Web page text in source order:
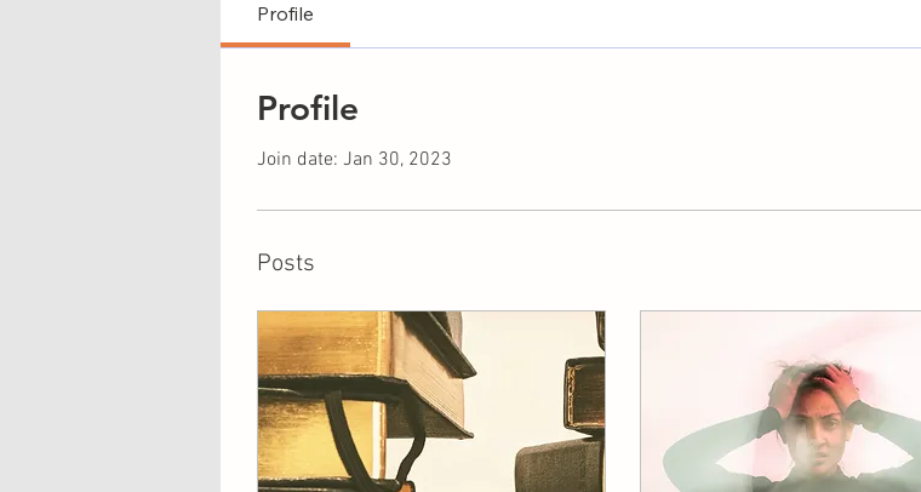
Profile
Profile
Join date: Jan 30, 2023
Posts